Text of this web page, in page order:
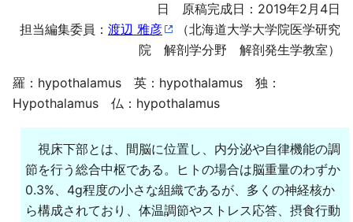
日 原稿完成日：2019年2月4日
担当編集委員： 渡辺 雅彦
（北海道大学大学院医学研究
院 解剖学分野 解剖発生学教室）
羅：hypothalamus 英：hypothalamus 独：
Hypothalamus 仏：hypothalamus
視床下部とは、間脳に位置し、内分泌や自律機能の調
節を行う総合中枢である。ヒトの場合は脳重量のわずか
0.3%、4g程度の小さな組織であるが、多くの神経核か
ら構成されており、体温調節やストレス応答、摂食行動